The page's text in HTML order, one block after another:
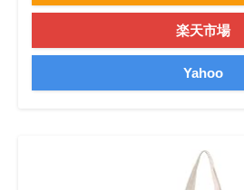
楽天市場
Yahoo